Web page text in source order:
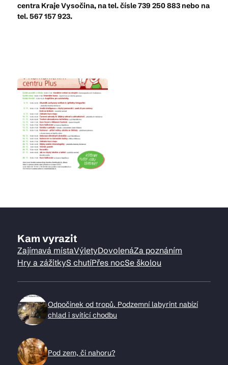
centra Kraje Vysočina, na tel. čísle 739 250 883 nebo na
tel. 567 157 923.
Kam vyrazit
Zajímavá místaVýletyDovolenáZa poznáním
Hry a zážitkyS chutíPřes nocSe školou
Odpočinek od tropů. Podzemní labyrint nabízí
chlad i svítící chodbu
Pod zem, či nahoru?